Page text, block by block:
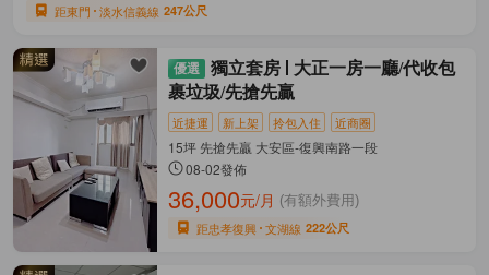
距東門 淡水信義線 247公尺
獨立套房
大正一房一廳/代收包
裹垃圾/先搶先贏
近捷運 新上架 拎包入住 近商圈
15坪 先搶先贏 大安區-復興南路一段
08-02發佈
36,000元/月 (有額外費用)
距忠孝復興 文湖線 222公尺